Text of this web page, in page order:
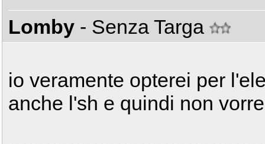
Lomby - Senza Targa
io veramente opterei per
anche l'sh e quindi non